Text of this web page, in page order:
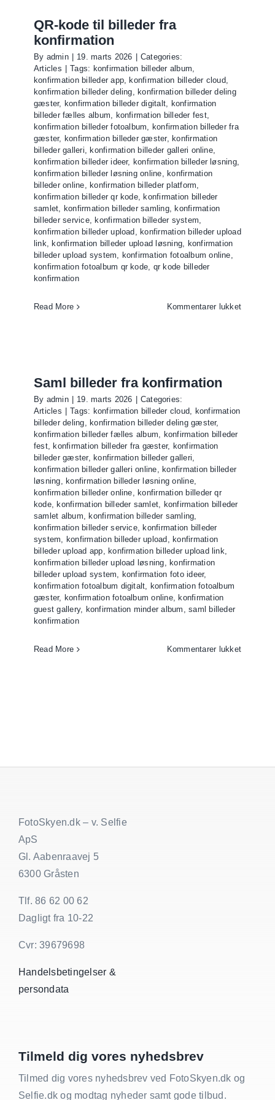
QR-kode til billeder fra
konfirmation
By admin 19. marts 2026
Categories:
Articles
Tags: konfirmation billeder album,
konfirmation billeder app, konfirmation billeder cloud,
konfirmation billeder deling, konfirmation billeder deling
gæster, konfirmation billeder digitalt, konfirmation
billeder fælles album, konfirmation billeder fest,
konfirmation billeder fotoalbum, konfirmation billeder fra
gæster, konfirmation billeder gæster, konfirmation
billeder galleri, konfirmation billeder galleri online,
konfirmation billeder ideer, konfirmation billeder løsning,
konfirmation billeder løsning online, konfirmation
billeder online, konfirmation billeder platform,
konfirmation billeder qr kode, konfirmation billeder
samlet, konfirmation billeder samling, konfirmation
billeder service, konfirmation billeder system,
konfirmation billeder upload , konfirmation billeder upload
link, konfirmation billeder upload løsning, konfirmation
billeder upload system, konfirmation fotoalbum online,
konfirmation fotoalbum qr kode, qr kode billeder
konfirmation
Read More Kommentarer lukkettil
Saml billeder fra konfirmation
By admin 19. marts 2026
Categories:
Articles
Tags: konfirmation billeder cloud, konfirmation
billeder deling, konfirmation billeder deling gæster,
konfirmation billeder fælles album, konfirmation billeder
fest, konfirmation billeder fra gæster, konfirmation
billeder gæster, konfirmation billeder galleri,
konfirmation billeder galleri online, konfirmation billeder
løsning, konfirmation billeder løsning online,
konfirmation billeder online, konfirmation billeder qr
kode, konfirmation billeder samlet, konfirmation billeder
samlet album, konfirmation billeder samling,
konfirmation billeder service, konfirmation billeder
system, konfirmation billeder upload , konfirmation
billeder upload app, konfirmation billeder upload link,
konfirmation billeder upload løsning, konfirmation
billeder upload system, konfirmation foto ideer,
konfirmation fotoalbum digitalt, konfirmation fotoalbum
gæster, konfirmation fotoalbum online, konfirmation
guest gallery, konfirmation minder album ,saml billeder
konfirmation
Read More Kommentarer lukkettil
FotoSkyen.dk – v. Selfie
ApS
Gl. Aabenraavej 5
6300 Gråsten
Tlf. 86 62 00 62
Dagligt fra 10-22
Cvr: 39679698
Handelsbetingelser &
persondata
Tilmeld dig vores nyhedsbrev
Tilmed dig vores nyhedsbrev ved FotoSkyen.dk og
Selfie.dk og modtag nyheder samt gode tilbud.